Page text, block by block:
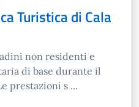
Turistica di Cala
non residenti e
di base durante il
prestazioni s ...